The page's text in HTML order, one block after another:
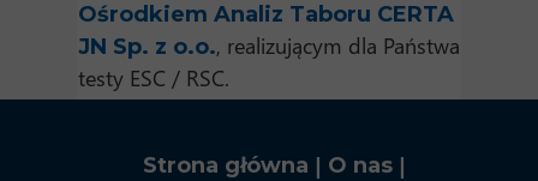
Strona główna | O nas|
Ośrodkiem Analiz Taboru CERTA
JN Sp. z o.o., realizującym dla Państwa
testy ESC / RSC.